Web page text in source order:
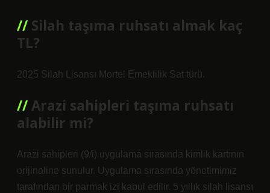
Silah taşıma ruhsatı almak kaç
TL?
2025 Silah Lisansı Mortel Emeklilik Sat türü.
Arazi sahipleri taşıma ruhsatı
alabilir mi?
Arazi sahipleri (9/i) uygulama sırasında kimlik kartının
orijinaline sunulur. Uygulama sırasında yönetimimiz
tarafından bir parmak izi kabul edilir. 5 yıllık silah lisansı